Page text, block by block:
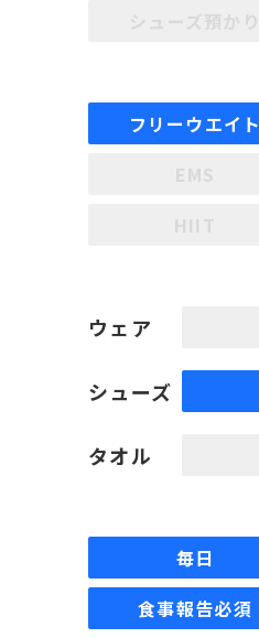
フリーウエイト
ウェア
シューズ
タオル
毎日
食事報告必須